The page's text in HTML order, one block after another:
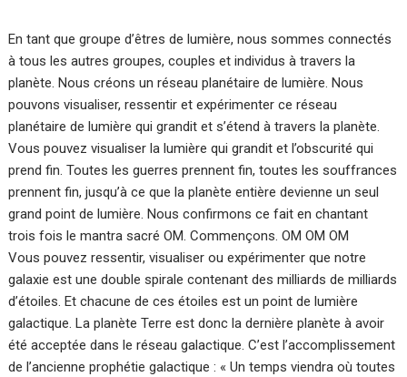
En tant que groupe d’êtres de lumière, nous sommes connectés
à tous les autres groupes, couples et individus à travers la
planète. Nous créons un réseau planétaire de lumière. Nous
pouvons visualiser, ressentir et expérimenter ce réseau
planétaire de lumière qui grandit et s’étend à travers la planète.
Vous pouvez visualiser la lumière qui grandit et l’obscurité qui
prend fin. Toutes les guerres prennent fin, toutes les souffrances
prennent fin, jusqu’à ce que la planète entière devienne un seul
grand point de lumière. Nous confirmons ce fait en chantant
trois fois le mantra sacré OM. Commençons. OM OM OM
Vous pouvez ressentir, visualiser ou expérimenter que notre
galaxie est une double spirale contenant des milliards de milliards
d’étoiles. Et chacune de ces étoiles est un point de lumière
galactique. La planète Terre est donc la dernière planète à avoir
été acceptée dans le réseau galactique. C’est l’accomplissement
de l’ancienne prophétie galactique : « Un temps viendra où toutes